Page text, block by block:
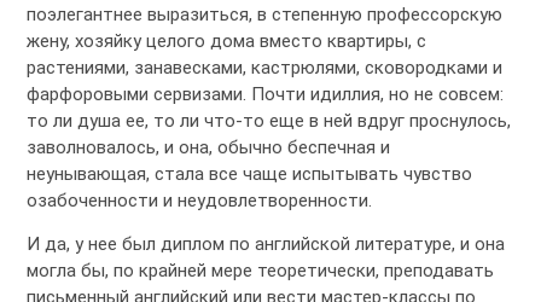
поэлегантнее выразиться, в степенную профессорскую
жену, хозяйку целого дома вместо квартиры, с
растениями, занавесками, кастрюлями, сковородками и
фарфоровыми сервизами. Почти идиллия, но не совсем:
то ли душа ее, то ли что-то еще в ней вдруг проснулось,
заволновалось, и она, обычно беспечная и
неунывающая, стала все чаще испытывать чувство
озабоченности и неудовлетворенности.
И да, у нее был диплом по английской литературе, и она
могла бы, по крайней мере теоретически, преподавать
письменный английский или вести мастер-классы по